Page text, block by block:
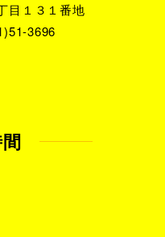
目１３１番地
3696